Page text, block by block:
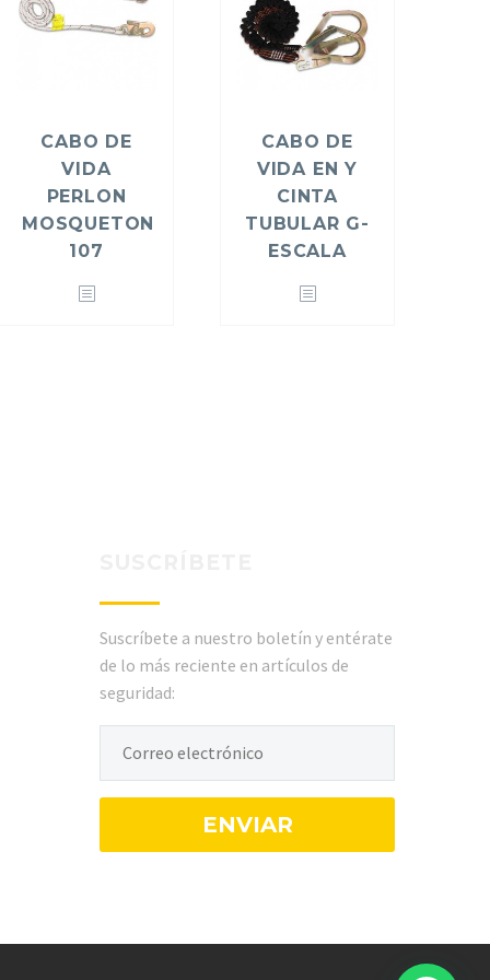
CABO DE
VIDA
PERLON
MOSQUETON
107
CABO DE
VIDA EN Y
CINTA
TUBULAR G-
ESCALA
Suscríbete a nuestro boletín y entérate
de lo más reciente en artículos de
seguridad: